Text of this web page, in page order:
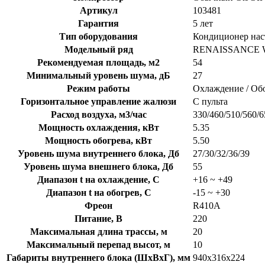
Артикул
103481
Гарантия
5 лет
Тип оборудования
Кондиционер
Модельный ряд
RENAISSANCE
Рекомендуемая площадь, м2
54
Минимальный уровень шума, дБ
27
Режим работы
Охлаждение /
Горизонтальное управление жалюзи
С пульта
Расход воздуха, м3/час
330/460/510/560/
Мощность охлаждения, кВт
5.35
Мощность обогрева, кВт
5.50
Уровень шума внутреннего блока, Дб
27/30/32/36/39
Уровень шума внешнего блока, Дб
55
Диапазон t на охлаждение, C
+16 ~ +49
Диапазон t на обогрев, C
-15 ~ +30
Фреон
R410A
Питание, В
220
Максимальная длина трассы, м
20
Максимальный перепад высот, м
10
Габариты внутреннего блока (ШхВхГ), мм 940x316x224